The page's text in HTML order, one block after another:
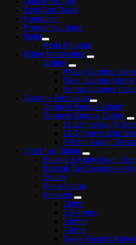
Özel Seri Taşlar
Pandüller
Premium Ürünler
Reiki
Reiki Kitapları
Ritüel Materyalleri
Gridler
Ahşap Üzerine
Bakır Üzerine İşleme
Kumaş Üzerine
Seramik Boncuklar
Seramik Boncuk Adetli
Seramik Boncuk Diziler
11-12mm Aralığı
12-14mm Aralığı
8-9 mm Aralığı
Şifalı Taş Takıları
Bileklik & Kolye İpleri,
Boncuk Taş Seçenekleri
Diziler
Kolye Uçları
Kolyeler
10mm
2-3-4mm--
5-6mm
7-8mm
Şekilli Kesimli